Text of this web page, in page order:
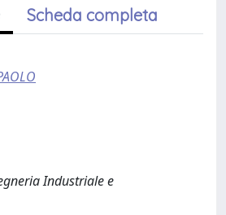
Scheda completa
Industriale e